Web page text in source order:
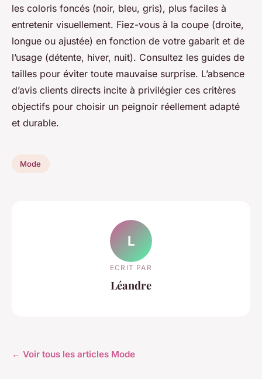
les coloris foncés (noir, bleu, gris), plus faciles à
entretenir visuellement. Fiez-vous à la coupe (droite,
longue ou ajustée) en fonction de votre gabarit et de
l’usage (détente, hiver, nuit). Consultez les guides de
tailles pour éviter toute mauvaise surprise. L’absence
d’avis clients directs incite à privilégier ces critères
objectifs pour choisir un peignoir réellement adapté
et durable.
Mode
L
ECRIT PAR
Léandre
← Voir tous les articles Mode